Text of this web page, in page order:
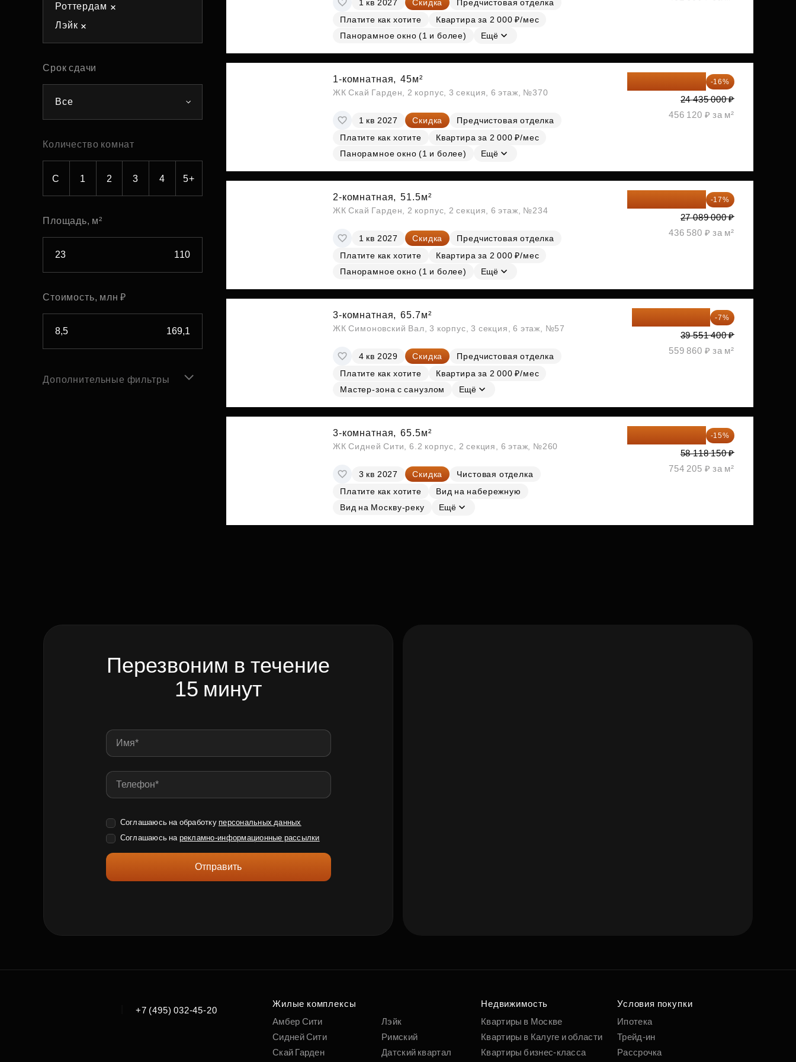
Субсидии
Роттердам
Лэйк
Срок сдачи
Все
Количество комнат
С 1 2 3 4 5+
Площадь, м²
Стоимость, млн ₽
Дополнительные фильтры
1 кв 2027 Скидка
Предчистовая отделка
Платите как хотите
Квартира за 2 000 ₽/мес
Панорамное окно (1 и более)
Ещё
1-комнатная, 45м²
ЖК Скай Гарден, 2 корпус, 3 секция, 6 этаж, №370
1 кв 2027 Скидка
Предчистовая отделка
Платите как хотите
Квартира за 2 000 ₽/мес
Панорамное окно (1 и более)
Ещё
-16%
24 435 000 ₽
456 120 ₽ за м²
2-комнатная, 51.5м²
ЖК Скай Гарден, 2 корпус, 2 секция, 6 этаж, №234
1 кв 2027 Скидка
Предчистовая отделка
Платите как хотите
Квартира за 2 000 ₽/мес
Панорамное окно (1 и более)
Ещё
-17%
27 089 000 ₽
436 580 ₽ за м²
3-комнатная, 65.7м²
ЖК Симоновский Вал, 3 корпус, 3 секция, 6 этаж, №57
4 кв 2029 Скидка
Предчистовая отделка
Платите как хотите
Квартира за 2 000 ₽/мес
Мастер-зона с санузлом
Ещё
36 782 802 ₽ -7%
39 551 400 ₽
559 860 ₽ за м²
3-комнатная, 65.5м²
ЖК Сидней Сити, 6.2 корпус, 2 секция, 6 этаж, №260
3 кв 2027 Скидка
Чистовая отделка
Платите как хотите
Вид на набережную
Вид на Москву-реку
Ещё
-15%
58 118 150 ₽
754 205 ₽ за м²
Перезвоним в течение
15 минут
Соглашаюсь на обработку персональных данных
Соглашаюсь на рекламно-информационные рассылки
Отправить
+7 (495) 032-45-20
Жилые комплексы
Амбер Сити
Сидней Сити
Скай Гарден
Лэйк
Римский
Датский квартал
Недвижимость
Квартиры в Москве
Квартиры в Калуге и области
Квартиры бизнес-класса
Условия покупки
Ипотека
Трейд-ин
Рассрочка